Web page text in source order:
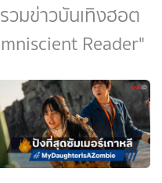
วมข่าวบันเทิงฮอต
Reader"